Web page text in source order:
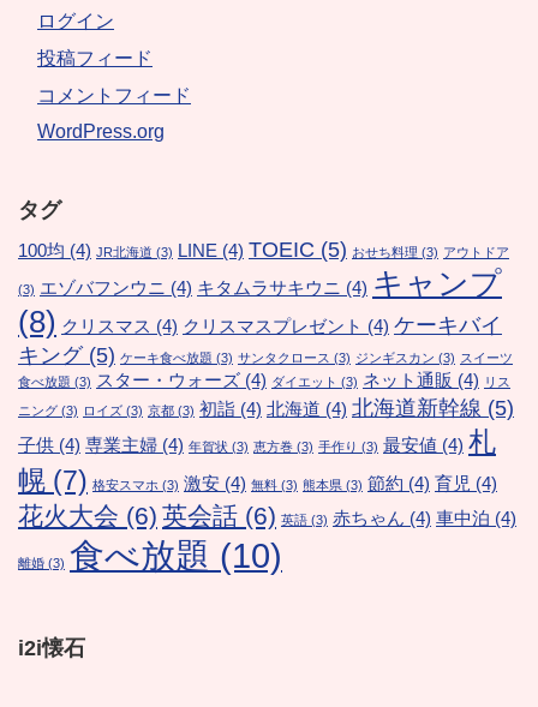
ログイン
投稿フィード
コメントフィード
WordPress.org
タグ
100均 (4) JR北海道 (3) LINE (4) TOEIC (5) おせち料理 (3) アウトドア
(3) エゾバフンウニ (4) キタムラサキウニ (4) キャンプ
(8) クリスマス (4) クリスマスプレゼント (4) ケーキバイ
キング(5) ケーキ食べ放題 (3) サンタクロース (3) ジンギスカン (3) スイーツ
食べ放題 (3) スター・ウォーズ (4) ダイエット (3) ネット通販 (4) リス
ニング (3) ロイズ (3) 京都 (3) 初詣 (4) 北海道 (4) 北海道新幹線 (5)
子供 (4) 専業主婦 (4) 年賀状 (3) 恵方巻 (3) 手作り (3) 最安値 (4) 札
幌 (7) 格安スマホ (3) 激安 (4) 無料 (3) 熊本県 (3) 節約 (4) 育児 (4)
花火大会 (6) 英会話 (6) 英語 (3) 赤ちゃん (4) 車中泊 (4)
離婚 (3) 食べ放題 (10)
i2i懐石